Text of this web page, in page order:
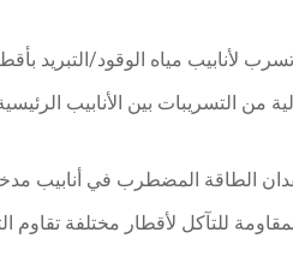
لأنابيب مياه الوقود/التبريد
من التسريبات بين الأنابيب
الطاقة المضطرب في أنابيب
للتآكل لأقطار مختلفة